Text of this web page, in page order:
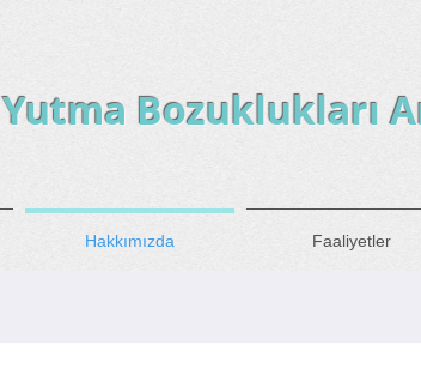
Yutma Bozuklukları
Hakkımızda Faaliyetler